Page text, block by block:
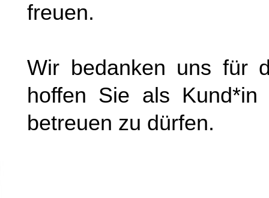
freuen.
Wir bedanken uns für
hoffen Sie als Kund*in
betreuen zu dürfen.